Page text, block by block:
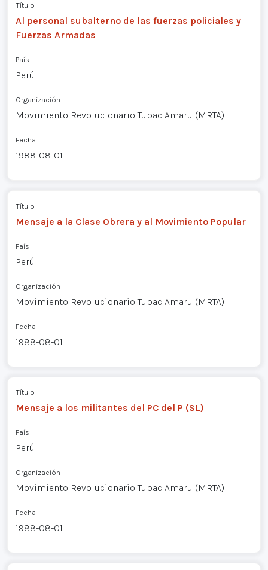
Título
Al personal subalterno de las fuerzas policiales y
Fuerzas Armadas
País
Perú
Organización
Movimiento Revolucionario Tupac Amaru (MRTA)
Fecha
1988-08-01
Título
Mensaje a la Clase Obrera y al Movimiento Popular
País
Perú
Organización
Movimiento Revolucionario Tupac Amaru (MRTA)
Fecha
1988-08-01
Título
Mensaje a los militantes del PC del P (SL)
País
Perú
Organización
Movimiento Revolucionario Tupac Amaru (MRTA)
Fecha
1988-08-01